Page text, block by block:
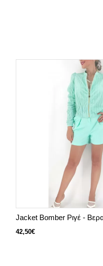
Jacket Bomber Ριγέ -
42,50€